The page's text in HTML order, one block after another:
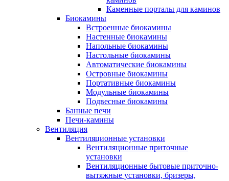
Каменные порталы для каминов
Биокамины
Встроенные биокамины
Настенные биокамины
Напольные биокамины
Настольные биокамины
Автоматические биокамины
Островные биокамины
Портативные биокамины
Модульные биокамины
Подвесные биокамины
Банные печи
Печи-камины
Вентиляция
Вентиляционные установки
Вентиляционные приточные
установки
Вентиляционные бытовые приточно-
вытяжные установки, бризеры,